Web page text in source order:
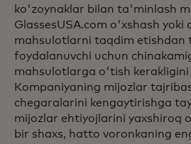
ko'zoynaklar bilan ta'minlash
GlassesUSA.com o'xshash yoki
mahsulotlarni taqdim etishdan
foydalanuvchi uchun
mahsulotlarga o'tish kerakligini
Kompaniyaning mijozlar
chegaralarini kengaytirishga
mijozlar ehtiyojlarini yaxshiroq
bir shaxs, hatto voronkaning